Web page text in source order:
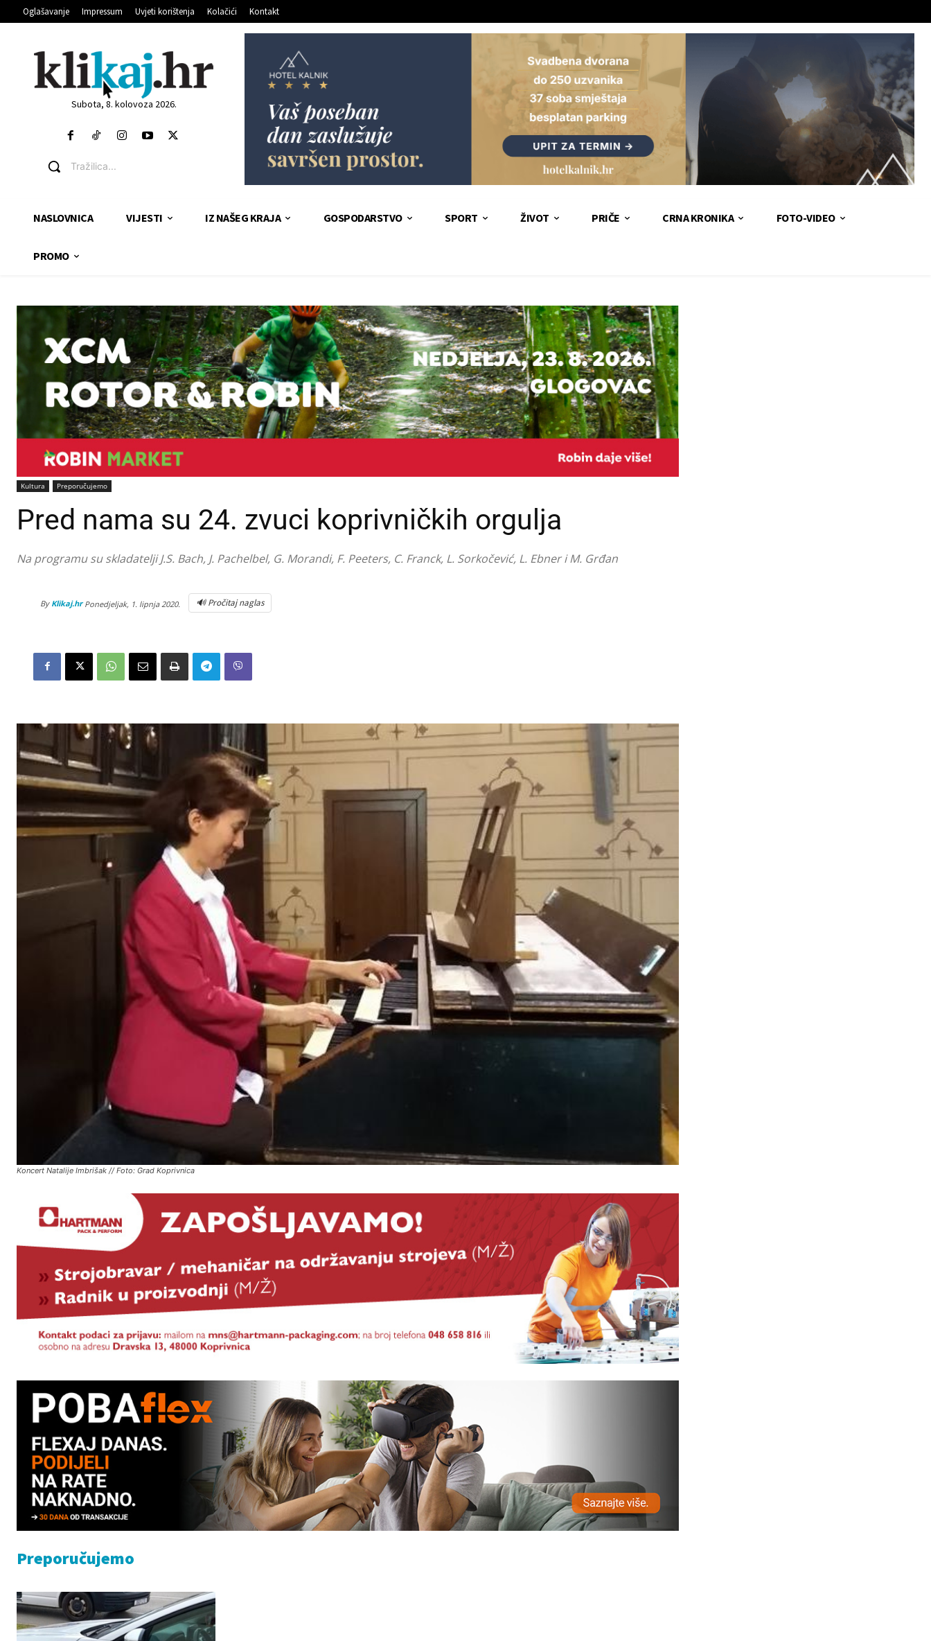
Oglašavanje Impressum Uvjeti korištenja Kolačići Kontakt
Subota, 8. kolovoza 2026.
Tražilica...
NASLOVNICA VIJESTI IZ NAŠEG KRAJA GOSPODARSTVO SPORT ŽIVOT PRIČE CRNA KRONIKA FOTO-VIDEO
PROMO
Kultura Preporučujemo
Pred nama su 24. zvuci koprivničkih orgulja
Na programu su skladatelji J.S. Bach, J. Pachelbel, G. Morandi, F. Peeters, C. Franck, L. Sorkočević, L. Ebner i M. Grđan
By Klikaj.hr Ponedjeljak, 1. lipnja 2020. 🔊 Pročitaj naglas
Koncert Natalije Imbrišak // Foto: Grad Koprivnica
Preporučujemo